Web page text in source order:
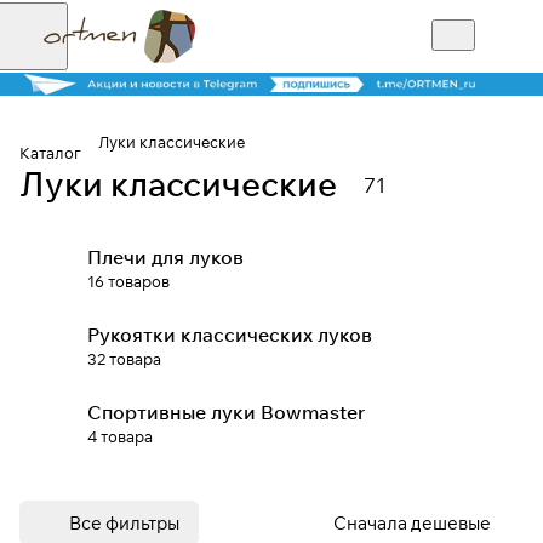
Каталог
Луки классические
Луки классические 71
Плечи для луков
16 товаров
Рукоятки классических луков
32 товара
Спортивные луки Bowmaster
4 товара
Все фильтры Сначала дешевые
Для клиентов всех банков
Разбейте
25%
в корзину